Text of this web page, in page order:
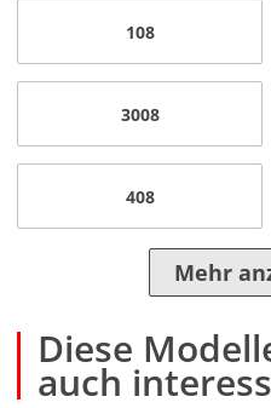
108
3008
408
Mehr
Diese
auch